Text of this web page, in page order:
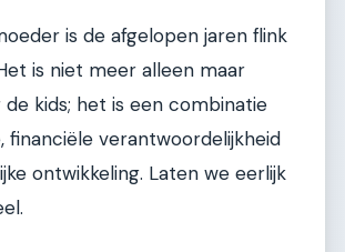
is de afgelopen jaren flink
is niet meer alleen maar
kids; het is een combinatie
financiële verantwoordelijkheid
ontwikkeling. Laten we eerlijk